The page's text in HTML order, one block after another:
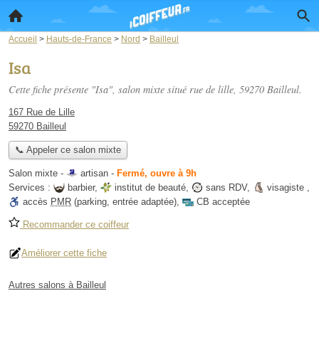
Accueil > Hauts-de-France > Nord > Bailleul
Isa
Cette fiche présente "Isa", salon mixte situé rue de lille, 59270 Bailleul.
167 Rue de Lille
59270 Bailleul
📞 Appeler ce salon mixte
Salon mixte - artisan - Fermé, ouvre à 9h
Services :
barbier, institut de beauté, sans RDV, visagiste ,
accès PMR (parking, entrée adaptée), CB acceptée
Recommander ce coiffeur
Améliorer cette fiche
Autres salons à Bailleul